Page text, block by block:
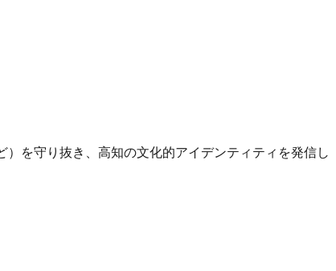
を守り抜き、高知の文化的アイデンティティを発信し